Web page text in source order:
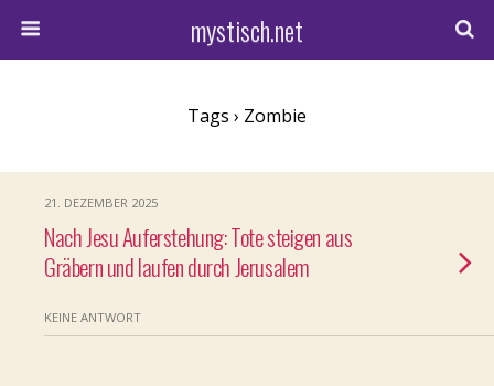
mystisch.net
Tags › Zombie
21. DEZEMBER 2025
Nach Jesu Auferstehung: Tote steigen aus
Gräbern und laufen durch Jerusalem
KEINE ANTWORT